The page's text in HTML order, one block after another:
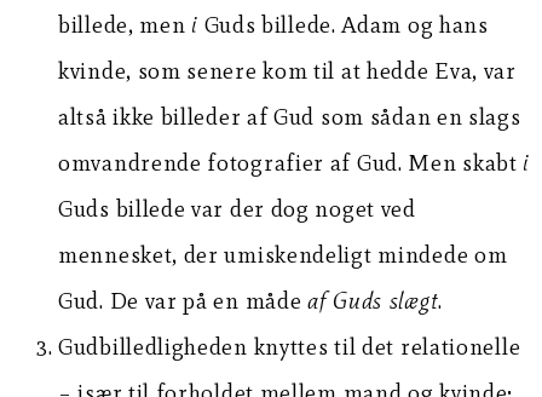
billede, men i Guds billede. Adam og hans
kvinde, som senere kom til at hedde Eva, var
altså ikke billeder af Gud som sådan en slags
omvandrende fotografier af Gud. Men skabt i
Guds billede var der dog noget ved
mennesket, der umiskendeligt mindede om
Gud. De var på en mådeaf Guds slægt.
Gudbilledligheden knyttes til det relationelle